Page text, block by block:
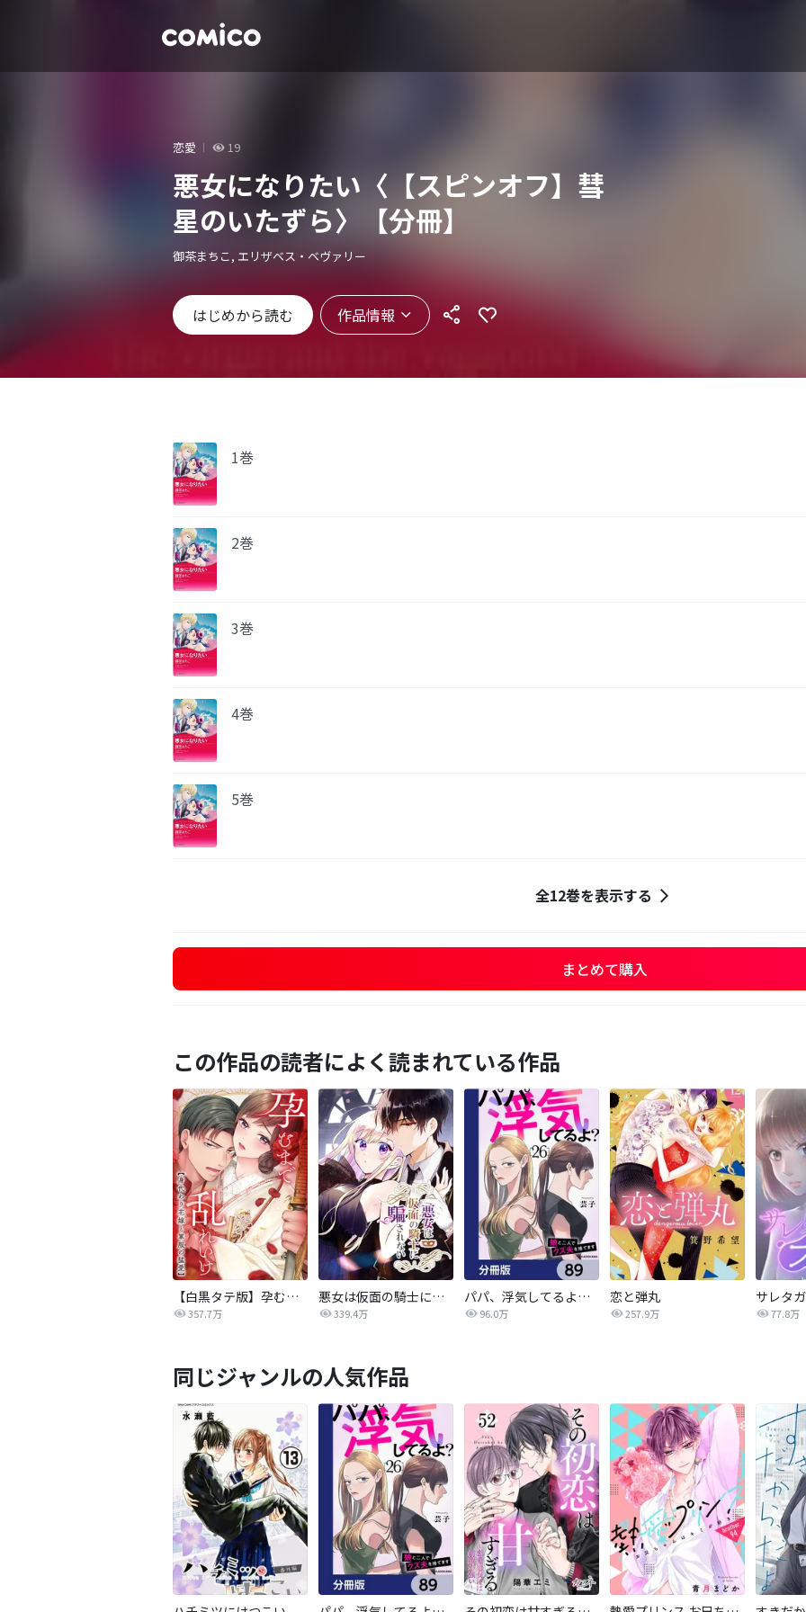
恋愛 19
悪女になりたい〈【スピンオフ】彗
星のいたずら〉【分冊】
御茶まちこ, エリザベス・ベヴァリー
はじめから読む 作品情報
1巻
2巻
3巻
4巻
5巻
全12巻を表示する
まとめて購入
この作品の読者によく読まれている作品
【白黒タテ版】孕むまで乱れいけ～身代わり花嫁と軍服の猛愛
357.7万
悪女は仮面の騎士に騙されない
339.4万
パパ、浮気してるよ？娘と二人でクズ夫を捨てます【分冊版】
96.0万
恋と弾丸
257.9万 77.8万
同じジャンルの人気作品